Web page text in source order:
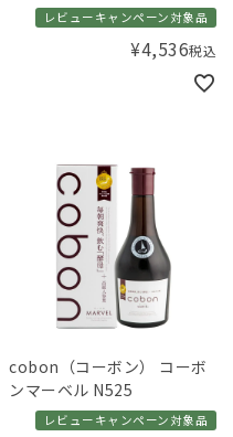
レビューキャンペーン対象品
¥4,536税込
cobon（コーボン） コーボ
ンマーベル N525
レビューキャンペーン対象品